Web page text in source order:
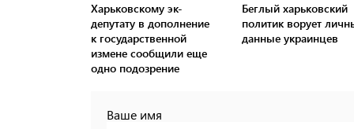
Харьковскому эк-
депутату в дополнение
к государственной
измене сообщили еще
одно подозрение
Беглый харьковский
политик ворует
данные украинцев
Ваше имя